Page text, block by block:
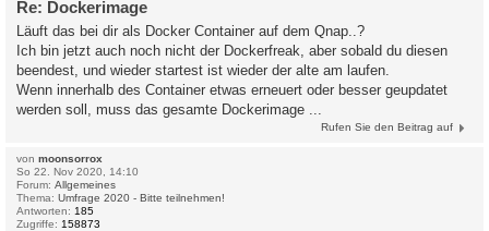
Re: Dockerimage
Läuft das bei dir als Docker Container auf dem Qnap..?
Ich bin jetzt auch noch nicht der Dockerfreak, aber sobald du diesen
beendest, und wieder startest ist wieder der alte am laufen.
Wenn innerhalb des Container etwas erneuert oder besser geupdatet
werden soll, muss das gesamte Dockerimage ...
Rufen Sie den Beitrag auf
von moonsorrox
So 22. Nov 2020, 14:10
Forum: Allgemeines
Thema: Umfrage 2020 - Bitte teilnehmen!
Antworten: 185
Zugriffe: 158873